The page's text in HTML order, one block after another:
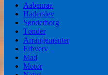
Aabenraa
Haderslev
Sønderborg
Tønder
Arrangementer
Erhverv
Mad
Motor